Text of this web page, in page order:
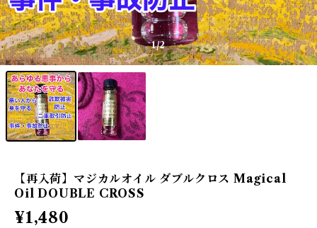
1/2
【再入荷】マジカルオイル ダブルクロス Magical
Oil DOUBLE CROSS
¥1,480